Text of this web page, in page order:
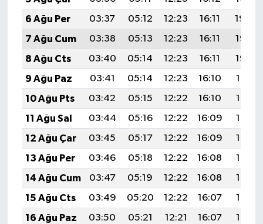
6 Ağu Per
03:37 05:12 12:23 16:11
19:24
7 Ağu Cum
03:38 05:13 12:23 16:11
19:23
8 Ağu Cts
03:40 05:14 12:23 16:11
19:22
9 Ağu Paz
03:41 05:14 12:23 16:10
19:21
10 Ağu Pts
03:42 05:15 12:22 16:10
19:19
11 Ağu Sal
03:44 05:16 12:22 16:09
19:18
12 Ağu Çar
03:45 05:17 12:22 16:09
19:17
13 Ağu Per
03:46 05:18 12:22 16:08
19:16
14 Ağu Cum
03:47 05:19 12:22 16:08
19:15
15 Ağu Cts
03:49 05:20 12:22 16:07
19:13
16 Ağu Paz
03:50 05:21 12:21 16:07
19:12